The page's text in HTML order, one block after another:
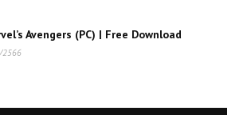
Avengers (PC) | Free Download
น์ฟรี Dragon Fist 3D –
สู้กำปั้นมังกรในโลก 3 มิติ